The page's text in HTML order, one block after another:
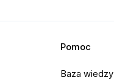
Pomoc
Baza wiedzy